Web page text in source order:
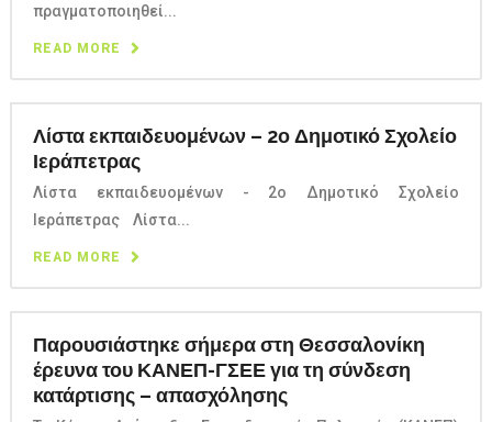
πραγματοποιηθεί...
READ MORE
Λίστα εκπαιδευομένων – 2ο Δημοτικό Σχολείο
Ιεράπετρας
Λίστα εκπαιδευομένων - 2ο Δημοτικό Σχολείο
Ιεράπετρας Λίστα...
READ MORE
Παρουσιάστηκε σήμερα στη Θεσσαλονίκη
έρευνα του ΚΑΝΕΠ-ΓΣΕΕ για τη σύνδεση
κατάρτισης – απασχόλησης